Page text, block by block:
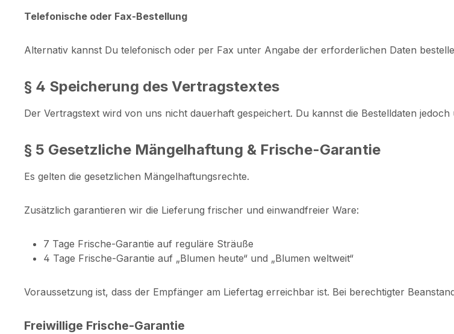
Telefonische oder Fax-Bestellung
Alternativ kannst Du telefonisch oder per Fax unter Angabe der erforderlichen Daten
§ 4 Speicherung des Vertragstextes
Der Vertragstext wird von uns nicht dauerhaft gespeichert. Du kannst die Bestelldaten
§ 5 Gesetzliche Mängelhaftung & Frische-Garantie
Es gelten die gesetzlichen Mängelhaftungsrechte.
Zusätzlich garantieren wir die Lieferung frischer und einwandfreier Ware:
7 Tage Frische-Garantie auf reguläre Sträuße
4 Tage Frische-Garantie auf „Blumen heute“ und „Blumen weltweit“
Voraussetzung ist, dass der Empfänger am Liefertag erreichbar ist. Bei berechtigter
Freiwillige Frische-Garantie